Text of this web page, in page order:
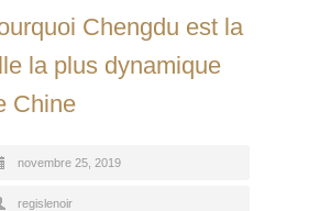
Chengdu est la
la plus dynamique
Chine
novembre 25, 2019
regislenoir